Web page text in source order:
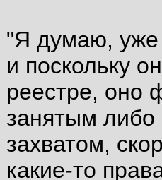
"Я думаю, уже
и поскольку
реестре, оно
занятым
захватом,
какие-то